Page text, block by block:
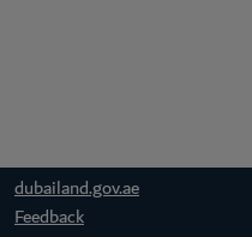
dubailand.gov.ae
Feedback